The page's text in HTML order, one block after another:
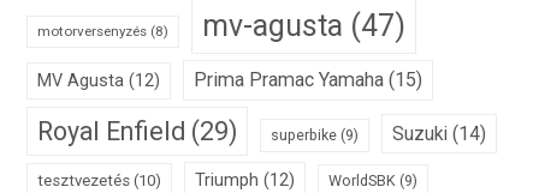
motorversenyzés (8) mv-agusta (47)
MV Agusta (12) Prima Pramac Yamaha (15)
Royal Enfield (29) superbike (9) Suzuki (14)
tesztvezetés (10) Triumph (12) WorldSBK (9)